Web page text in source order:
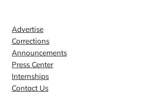
Advertise
Corrections
Announcements
Press Center
Internships
Contact Us